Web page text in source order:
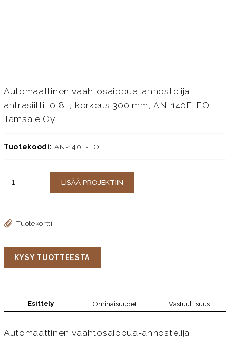
Automaattinen vaahtosaippua-annostelija,
antrasiitti, 0,8 l, korkeus 300 mm, AN-140E-FO –
Tamsale Oy
Tuotekoodi: AN-140E-FO
LISÄÄ PROJEKTIIN
Tuotekortti
KYSY TUOTTEESTA
Esittely Ominaisuudet Vastuullisuus
Automaattinen vaahtosaippua-annostelija